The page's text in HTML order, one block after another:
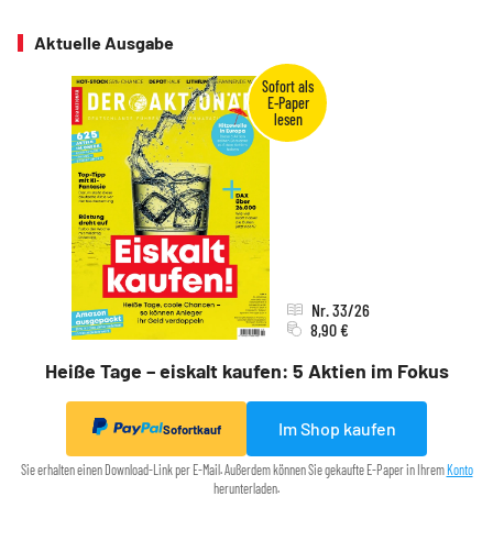
Aktuelle Ausgabe
Heiße Tage – eiskalt kaufen: 5 Aktien im Fokus
Nr. 33/26
8,90 €
Sofortkauf Im Shop kaufen
Sie erhalten einen Download-Link per E-Mail. Außerdem können Sie gekaufte E-Paper in Ihrem Konto
herunterladen.